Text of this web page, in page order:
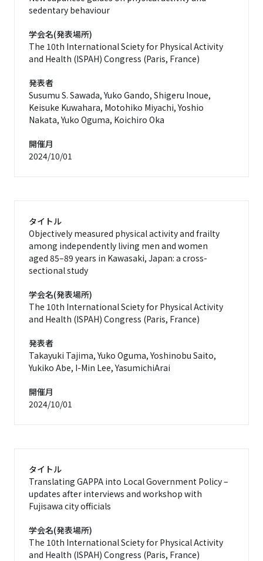
sedentary behaviour
学会名(発表場所)
The 10th International Sciety for Physical Activity
and Health (ISPAH) Congress (Paris, France)
発表者
Susumu S. Sawada, Yuko Gando, Shigeru Inoue,
Keisuke Kuwahara, Motohiko Miyachi, Yoshio
Nakata, Yuko Oguma, Koichiro Oka
開催月
2024/10/01
タイトル
Objectively measured physical activity and frailty
among independently living men and women
aged 85–89 years in Kawasaki, Japan: a cross-
sectional study
学会名(発表場所)
The 10th International Sciety for Physical Activity
and Health (ISPAH) Congress (Paris, France)
発表者
Takayuki Tajima, Yuko Oguma, Yoshinobu Saito,
Yukiko Abe, I-Min Lee, YasumichiArai
開催月
2024/10/01
タイトル
Translating GAPPA into Local Government Policy –
updates after interviews and workshop with
Fujisawa city officials
学会名(発表場所)
The 10th International Sciety for Physical Activity
and Health (ISPAH) Congress (Paris, France)